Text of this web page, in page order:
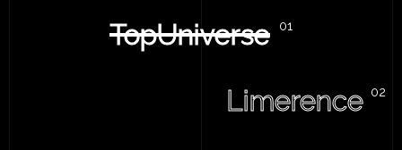
TopUniverse
Limerence